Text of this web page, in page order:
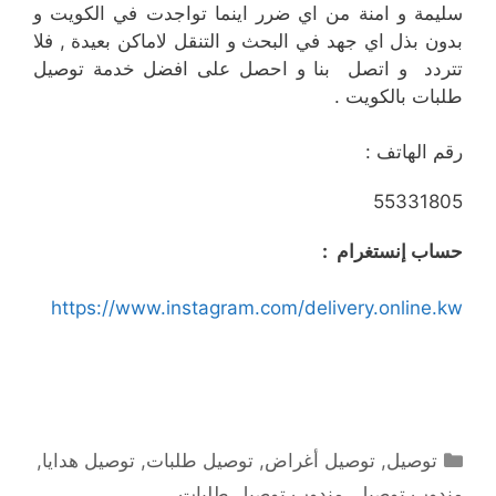
سليمة و امنة من اي ضرر اينما تواجدت في الكويت و
بدون بذل اي جهد في البحث و التنقل لاماكن بعيدة , فلا
تتردد و اتصل بنا و احصل على افضل خدمة توصيل
طلبات بالكويت .
رقم الهاتف :
55331805
حساب إنستغرام :
https://www.instagram.com/delivery.online.kw
التصنيفات
توصيل,توصيل أغراض,توصيل طلبات,توصيل هدايا,